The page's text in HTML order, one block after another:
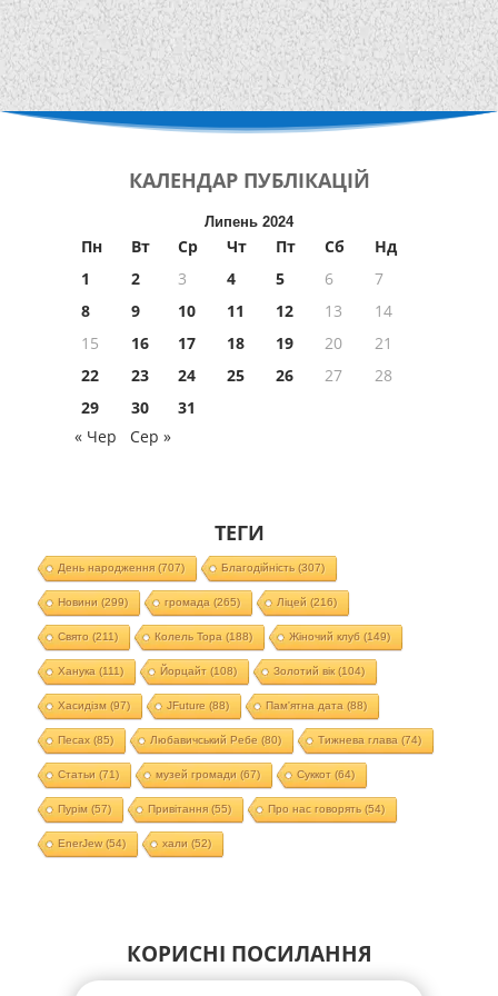
КАЛЕНДАР ПУБЛІКАЦІЙ
Липень 2024
Пн Вт Ср Чт Пт Сб
Нд
1
2 3 4 5 6
7
8
9 10 11 12 13
14
15
16 17 18 19 20
21
22
23 24 25 26 27
28
29
30
31
« Чер
Сер »
ТЕГИ
День народження(707) Благодійність (307)
Новини (299) громада (265) Ліцей (216)
Свято (211) Колель Тора (188) Жіночий клуб (149)
Ханука (111) Йорцайт (108) Золотий вік(104)
Хасидізм (97) JFuture (88) Пам'ятна дата (88)
Песах(85) Любавичський Ребе (80) Тижнева глава (74)
Статьи (71) музей громади (67) Суккот (64)
Пурім (57) Привітання(55) Про нас говорять (54)
EnerJew(54) хали (52)
КОРИСНІ ПОСИЛАННЯ